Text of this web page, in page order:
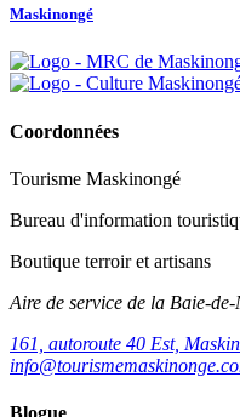
Maskinongé
Coordonnées
Tourisme Maskinongé
Bureau d'information
Boutique terroir et artisans
Aire de service de la Baie-
161, autoroute 40 Est,
Blogue